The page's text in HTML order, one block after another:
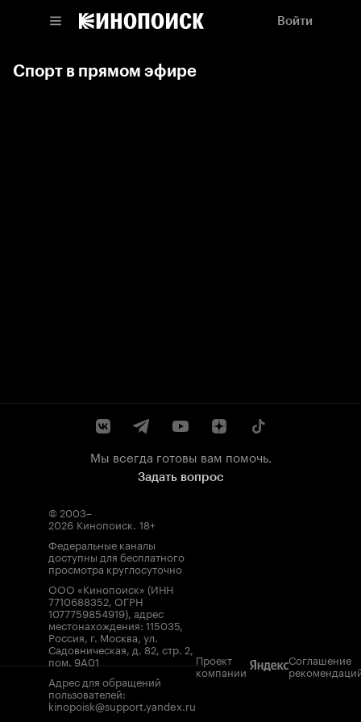
Войти
Спорт в прямом эфире
Мы всегда готовы вам помочь.
Задать вопрос
© 2003–
2026 Кинопоиск. 18+
Федеральные каналы
доступны для бесплатного
просмотра круглосуточно
ООО «Кинопоиск» (ИНН
7710688352, ОГРН
1077759854919), адрес
местонахождения: 115035,
Россия, г. Москва, ул.
Садовническая, д. 82, стр. 2,
пом. 9А01
Адрес для обращений
пользователей:
kinopoisk@support.yandex.ru
Проект
компании
Соглашение